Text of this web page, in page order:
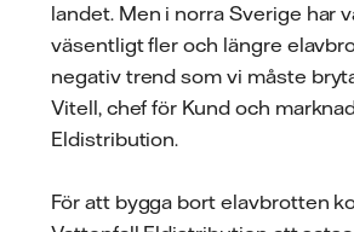
landet. Men i norra Sverige har
väsentligt fler och längre
negativ trend som vi måste
Vitell, chef för Kund och
Eldistribution.
För att bygga bort elavbrotten